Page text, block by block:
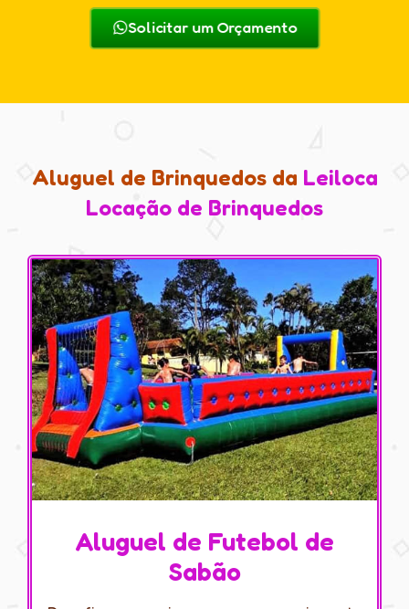
Solicitar um Orçamento
Aluguel de Brinquedos da Leiloca
Locação de Brinquedos
Aluguel de Futebol de
Sabão